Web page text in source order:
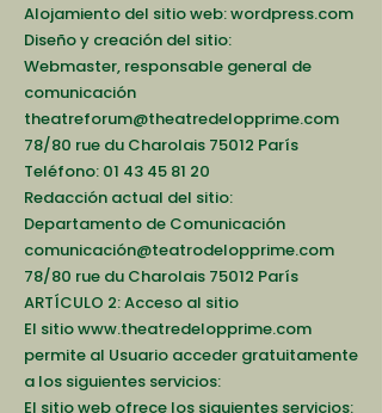
Alojamiento del sitio web: wordpress.com
Diseño y creación del sitio:
Webmaster, responsable general de
comunicación
theatreforum@theatredelopprime.com
78/80 rue du Charolais 75012 París
Teléfono: 01 43 45 81 20
Redacción actual del sitio:
Departamento de Comunicación
comunicación@teatrodelopprime.com
78/80 rue du Charolais 75012 París
ARTÍCULO 2: Acceso al sitio
El sitiowww.theatredelopprime.com
permite al Usuario acceder gratuitamente
a los siguientes servicios:
El sitio web ofrece los siguientes servicios: